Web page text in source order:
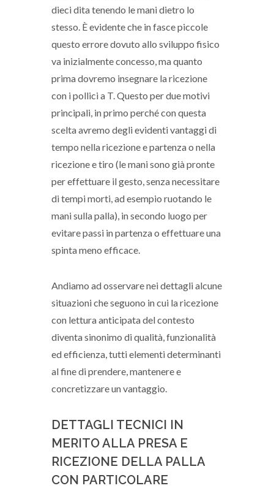
dieci dita tenendo le mani dietro lo
stesso. È evidente che in fasce piccole
questo errore dovuto allo sviluppo fisico
va inizialmente concesso, ma quanto
prima dovremo insegnare la ricezione
con i pollici a T. Questo per due motivi
principali, in primo perché con questa
scelta avremo degli evidenti vantaggi di
tempo nella ricezione e partenza o nella
ricezione e tiro (le mani sono già pronte
per effettuare il gesto, senza necessitare
di tempi morti, ad esempio ruotando le
mani sulla palla), in secondo luogo per
evitare passi in partenza o effettuare una
spinta meno efficace.
Andiamo ad osservare nei dettagli alcune
situazioni che seguono in cui la ricezione
con lettura anticipata del contesto
diventa sinonimo di qualità, funzionalità
ed efficienza, tutti elementi determinanti
al fine di prendere, mantenere e
concretizzare un vantaggio.
DETTAGLI TECNICI IN
MERITO ALLA PRESA E
RICEZIONE DELLA PALLA
CON PARTICOLARE